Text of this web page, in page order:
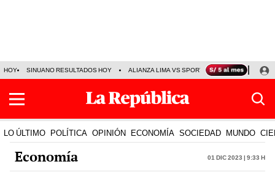
HOY SINUANO RESULTADOS HOY ALIANZA LIMA VS SPORT BOYS JORGE
LO ÚLTIMO POLÍTICA OPINIÓN ECONOMÍA SOCIEDAD MUNDO
Economía 01 Dic 2023 | 9:33 h